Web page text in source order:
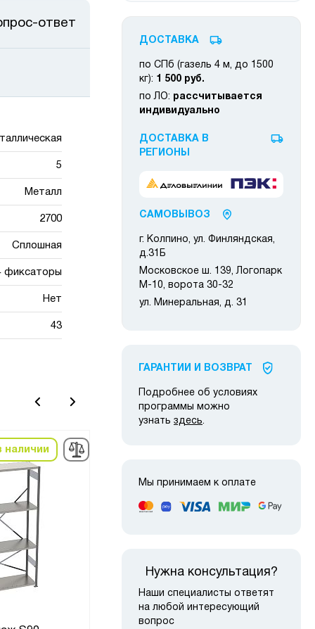
5
Металл
2700
Сплошная
фиксаторы
Нет
43
ответ
наличии
Стеллаж металлический
ДОСТАВКА
по СПб (газель 4 м, до 1500
кг): 1 500 руб.
по ЛО: рассчитывается
индивидуально
ДОСТАВКА В
РЕГИОНЫ
САМОВЫВОЗ
г. Колпино, ул. Финляндская,
д.31Б
Московское ш. 139, Логопарк
М-10, ворота 30-32
ул. Минеральная, д. 31
ГАРАНТИИ И ВОЗВРАТ
Подробнее об условиях
программы можно
узнать здесь.
Мы принимаем к оплате
Нужна консультация?
Наши специалисты ответят
на любой интересующий
вопрос